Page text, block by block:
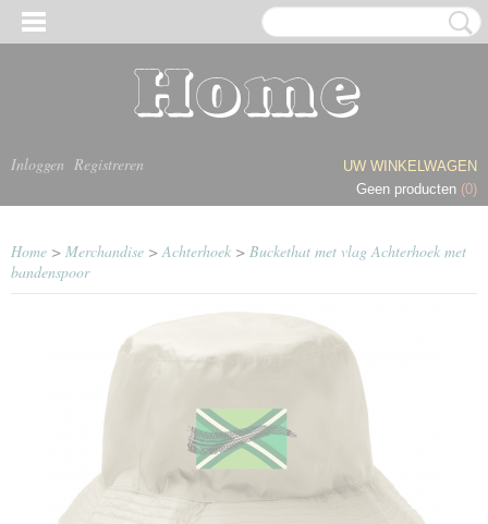
Inloggen Registreren
UW WINKELWAGEN
Geen producten (0)
Home > Merchandise >Achterhoek > Buckethat met vlag Achterhoek met
bandenspoor